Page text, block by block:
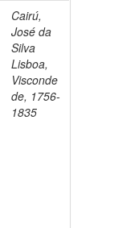
Cairú,
José da
Silva
Lisboa,
Visconde
de, 1756-
1835